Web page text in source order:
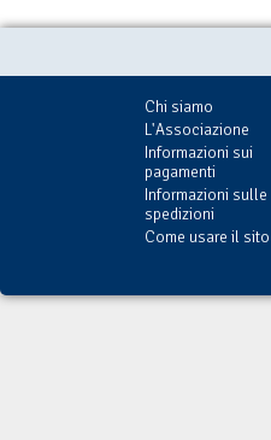
Chi siamo
L'Associazione
Informazioni sui
pagamenti
Informazioni sulle
spedizioni
Come usare il sito